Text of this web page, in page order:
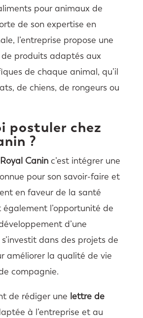
pour animaux de
de son expertise en
l’entreprise propose une
produits adaptés aux
de chaque animal, qu’il
de chiens, de rongeurs ou
postuler chez
?
Royal Caninc’est intégrer une
pour son savoir-faire et
en faveur de la santé
également l’opportunité de
d’une
dans des projets de
améliorer la qualité de vie
compagnie.
de rédiger une lettre de
à l’entreprise et au